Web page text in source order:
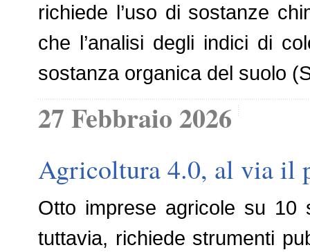
richiede l’uso di sostanze
che l’analisi degli indici di
sostanza organica del suolo
27 Febbraio 2026
Agricoltura 4.0, al via il
Otto imprese agricole su 10
tuttavia, richiede strumenti